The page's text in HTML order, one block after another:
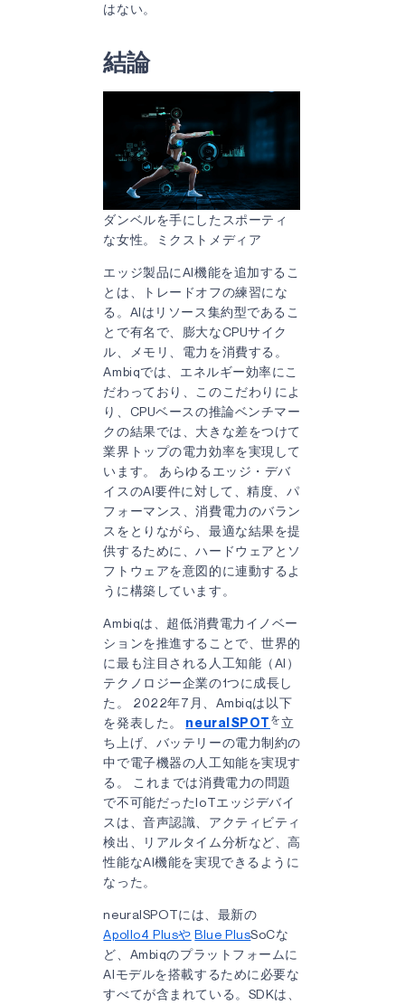
はない。
結論
ダンベルを手にしたスポーティ
な女性。ミクストメディア
エッジ製品にAI機能を追加するこ
とは、トレードオフの練習にな
る。AIはリソース集約型であるこ
とで有名で、膨大なCPUサイク
ル、メモリ、電力を消費する。
Ambiqでは、エネルギー効率にこ
だわっており、このこだわりによ
り、CPUベースの推論ベンチマー
クの結果では、大きな差をつけて
業界トップの電力効率を実現して
います。 あらゆるエッジ・デバ
イスのAI要件に対して、精度、パ
フォーマンス、消費電力のバラン
スをとりながら、最適な結果を提
供するために、ハードウェアとソ
フトウェアを意図的に連動するよ
うに構築しています。
Ambiqは、超低消費電力イノベー
ションを推進することで、世界的
に最も注目される人工知能（AI）
テクノロジー企業の1つに成長し
た。 2022年7月、Ambiqは以下
を発表した。 neuralSPOT を 立
ち上げ、バッテリーの電力制約の
中で電子機器の人工知能を実現す
る。 これまでは消費電力の問題
で不可能だったIoTエッジデバイ
スは、音声認識、アクティビティ
検出、リアルタイム分析など、高
性能なAI機能を実現できるように
なった。
neuralSPOTには、最新の
Apollo4 Plusや Blue PlusSoCな
ど、Ambiqのプラットフォームに
AIモデルを搭載するために必要な
すべてが含まれている。SDKは、